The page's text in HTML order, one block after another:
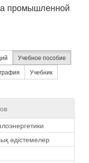
промышленной
Учебное пособие
Учебник
әдістемелер